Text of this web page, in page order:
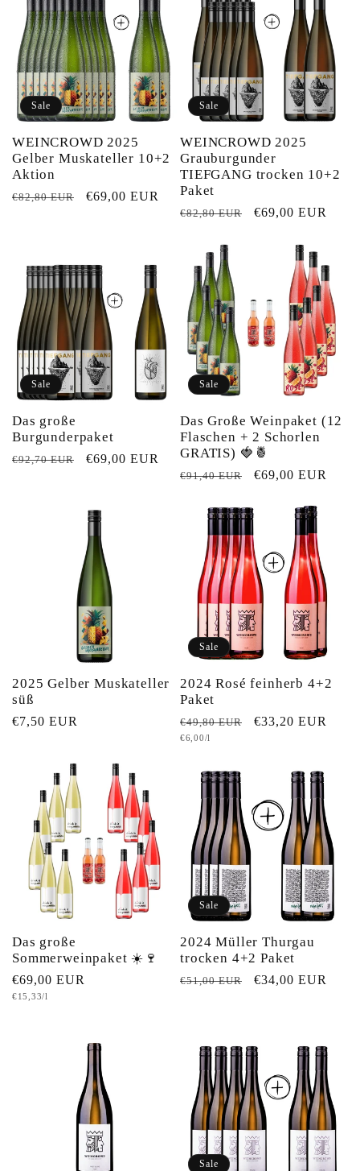
g
o
r
i
e
Sale
WEINCROWD 2025
Gelber Muskateller 10+2
Aktion
Normaler
€82,80 EUR Verkaufspreis
€69,00 EUR
Sale
WEINCROWD 2025
Grauburgunder
TIEFGANG trocken 10+2
Paket
Normaler
€82,80 EUR Verkaufspreis
€69,00 EUR
Sale
Das große
Burgunderpaket
Normaler
€92,70 EUR Verkaufspreis
€69,00 EUR
Sale
Das Große Weinpaket (12
Flaschen + 2 Schorlen
GRATIS) 🍓🍍
Normaler
€91,40 EUR Verkaufspreis
€69,00 EUR
2025 Gelber Muskateller
süß
Normaler
€7,50 EUR
Sale
2024 Rosé feinherb 4+2
Paket
Normaler
Preis
€49,80 EUR Verkaufspreis
€33,20 EUR
Grundpreis
€6,00/l
Das große
Sommerweinpaket ☀️🍷
Normaler
Preis
€69,00 EUR
Grundpreis
€15,33/l
Sale
2024 Müller Thurgau
trocken 4+2 Paket
Normaler
€51,00 EUR Verkaufspreis
€34,00 EUR
Sale